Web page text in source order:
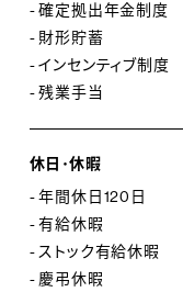
- 確定拠出年金制度
- 財形貯蓄
- インセンティブ制度
- 残業手当
休日･休暇
- 年間休日120日
- 有給休暇
- ストック有給休暇
- 慶弔休暇